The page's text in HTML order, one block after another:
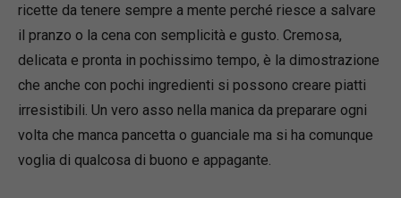
ricette da tenere sempre a mente perché riesce a salvare
il pranzo o la cena con semplicità e gusto. Cremosa,
delicata e pronta in pochissimo tempo, è la dimostrazione
che anche con pochi ingredienti si possono creare piatti
irresistibili. Un vero asso nella manica da preparare ogni
volta che manca pancetta o guanciale ma si ha comunque
voglia di qualcosa di buono e appagante.